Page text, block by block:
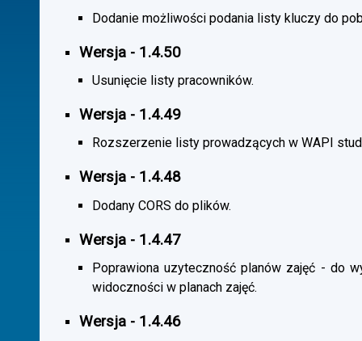
Dodanie możliwości podania listy kluczy do
Wersja - 1.4.50
Usunięcie listy pracowników.
Wersja - 1.4.49
Rozszerzenie listy prowadzących w WAPI
Wersja - 1.4.48
Dodany CORS do plików.
Wersja - 1.4.47
Poprawiona uzyteczność planów zajęć - do
widoczności w planach zajęć.
Wersja - 1.4.46